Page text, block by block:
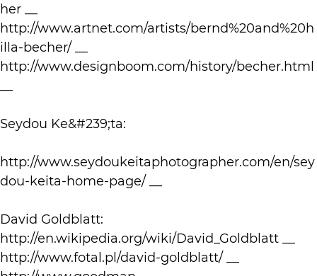
her __
http://www.artnet.com/artists/bernd%20and%20h
illa-becher/ __
http://www.designboom.com/history/becher.html
Seydou Ke&#239;ta:
http://www.seydoukeitaphotographer.com/en/sey
dou-keita-home-page/ __
David Goldblatt:
http://en.wikipedia.org/wiki/David_Goldblatt __
http://www.fotal.pl/david-goldblatt/ __